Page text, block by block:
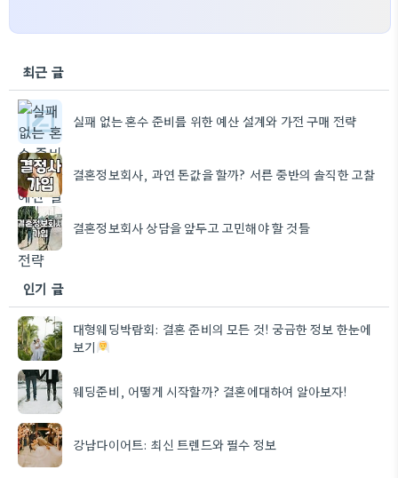
최근 글
실패 없는 혼수 준비를 위한 예산 설계와 가전 구매 전략
결혼정보회사, 과연 돈값을 할까? 서른 중반의 솔직한 고찰
결혼정보회사 상담을 앞두고 고민해야 할 것들
인기 글
대형웨딩박람회: 결혼 준비의 모든 것! 궁금한 정보 한눈에
보기
웨딩준비, 어떻게 시작할까? 결혼에대하여 알아보자!
강남다이어트: 최신 트렌드와 필수 정보